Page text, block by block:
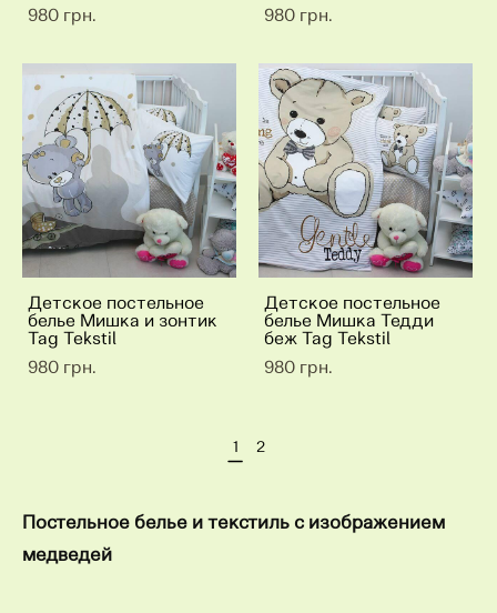
980 грн.
980 грн.
Детское постельное
белье Мишка и зонтик
Tag Tekstil
980 грн.
Детское постельное
белье Мишка Тедди
беж Tag Tekstil
980 грн.
1 2
Постельное белье и текстиль с изображением
медведей